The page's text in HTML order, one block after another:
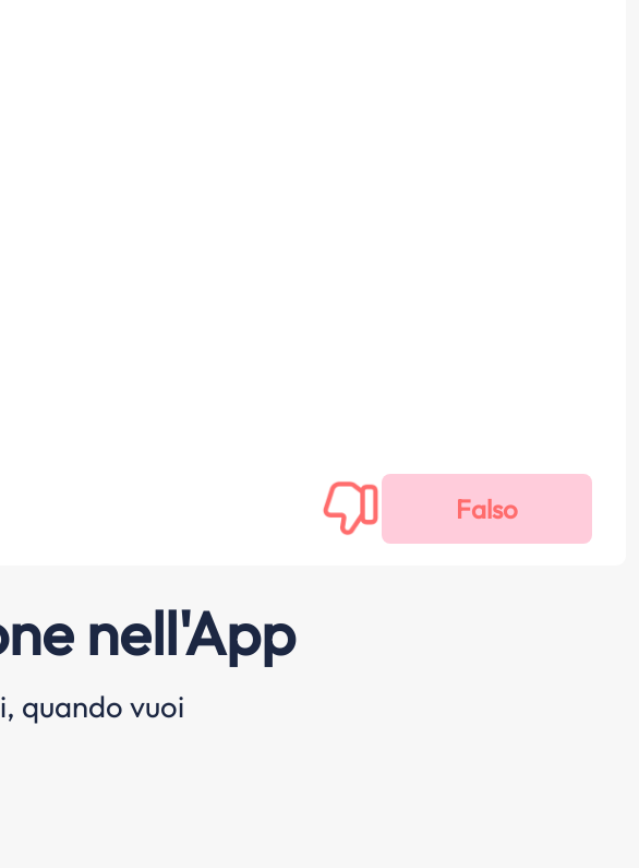
nell'App
quando vuoi